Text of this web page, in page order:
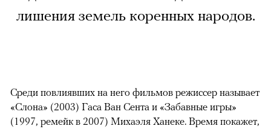
лишения земель коренных народов.
Среди повлиявших на него фильмов режиссер называет
«Слона» (2003) Гаса Ван Сента и «Забавные игры»
(1997, ремейк в 2007) Михаэля Ханеке. Время покажет,